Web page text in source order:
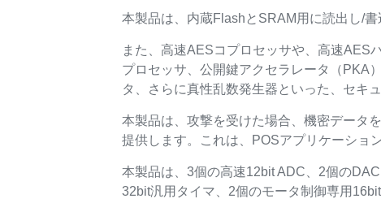
本製品は、内蔵FlashとSRAM用に読出し/
また、高速AESコプロセッサや、高速AES
プロセッサ、公開鍵アクセラレータ（PKA
タ、さらに真性乱数発生器といった、セキ
本製品は、攻撃を受けた場合、機密データ
提供します。これは、POSアプリケーショ
本製品は、3個の高速12bit ADC、2個の
32bit汎用タイマ、2個のモータ制御専用